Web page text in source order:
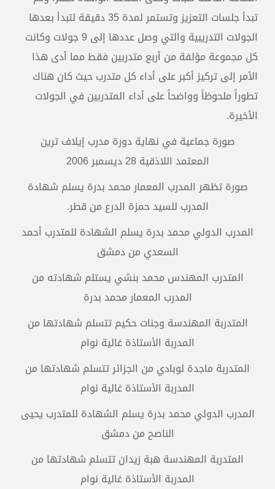
تبدأ جلسات التعزيز وتستمر لمدة 35 دقيقة لتبدأ بعدها
الجولات التدريبية والتي وصل عددها إلى 9 جولات وكانت
كل مجموعة مؤلفة من أربع متدربين فقط مما أدى هذا
الأمر إلى تركيز أكبر على أداء كل متدرب حيث كان هناك
تطوراً ملحوظاً وواضحاً على أداء المتدربين في الجولات
الأخيرة.
صورة جماعية في نهاية دورة مدرب إيلاف ترين
المعتمد اللاذقية 28 ديسمبر 2006
صورة تظهر المدرب المعمار محمد بدرة يسلم شهادة
المدرب للسيد حمزة الدرع من قطر.
المدرب الدولي محمد بدرة يسلم الشهادة للمتدرب أحمد
السعدي من دمشق
المتدرب المهندس محمد بنشي يستلم شهادته من
المدرب المعمار محمد بدرة
المتدربة المهندسة وجنات حكيم تتسلم شهادتها من
المدربة الأستاذة غالية نوام
المتدربة ماجدة لوبادي من الجزائر تتسلم شهادتها من
المدربة الأستاذة غالية نوام
المدرب الدولي محمد بدرة يسلم الشهادة للمتدرب يحيى
الناصح من دمشق
المتدربة المهندسة هبة زيدان تتسلم شهادتها من
المدربة الأستاذة غالية نوام